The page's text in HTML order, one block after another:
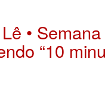
•
“10